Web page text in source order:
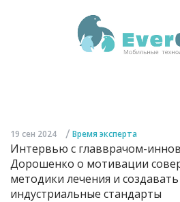
19 сен 2024 / Время эксперта
Интервью с главврачом-
Дорошенко о мотивации
методики лечения и
индустриальные стандарты